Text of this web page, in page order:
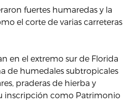
fuertes humaredas y la
el corte de varias carreteras
en el extremo sur de Florida
de humedales subtropicales
praderas de hierba y
inscripción como Patrimonio